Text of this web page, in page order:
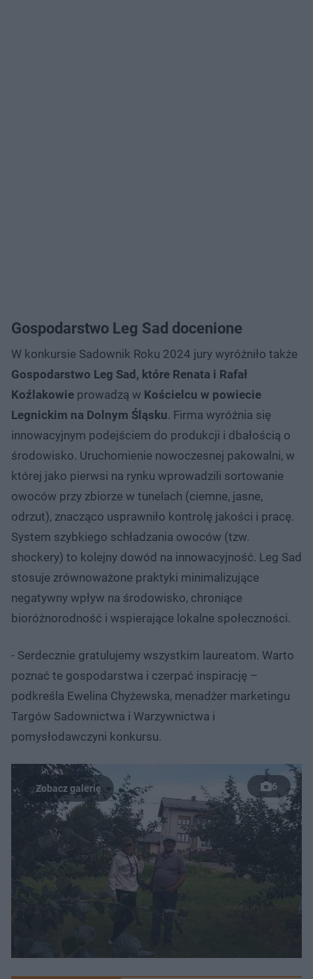
Gospodarstwo Leg Sad docenione
W konkursie Sadownik Roku 2024 jury wyróżniło także
Gospodarstwo Leg Sad, które Renata i Rafał
Koźlakowie prowadzą w Kościelcu w powiecie
Legnickim na Dolnym Śląsku. Firma wyróżnia się
innowacyjnym podejściem do produkcji i dbałością o
środowisko. Uruchomienie nowoczesnej pakowalni, w
której jako pierwsi na rynku wprowadzili sortowanie
owoców przy zbiorze w tunelach (ciemne, jasne,
odrzut), znacząco usprawniło kontrolę jakości i pracę.
System szybkiego schładzania owoców (tzw.
shockery) to kolejny dowód na innowacyjność. Leg Sad
stosuje zrównoważone praktyki minimalizujące
negatywny wpływ na środowisko, chroniące
bioróżnorodność i wspierające lokalne społeczności.
- Serdecznie gratulujemy wszystkim laureatom. Warto
poznać te gospodarstwa i czerpać inspirację –
podkreśla Ewelina Chyżewska, menadżer marketingu
Targów Sadownictwa i Warzywnictwa i
pomysłodawczyni konkursu.
6